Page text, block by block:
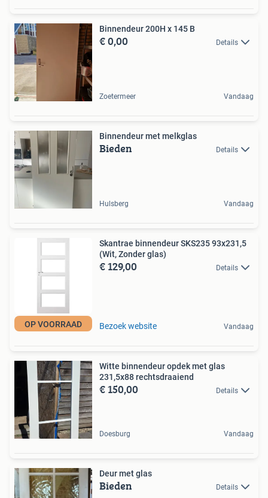
Binnendeur 200H x 145 B
€ 0,00 Details
Zoetermeer Vandaag
Binnendeur met melkglas
Bieden Details
Hulsberg Vandaag
OP VOORRAAD
Skantrae binnendeur SKS235 93x231,5
(Wit, Zonder glas)
€ 129,00 Details
Bezoek website Vandaag
Witte binnendeur opdek met glas
231,5x88 rechtsdraaiend
€ 150,00 Details
Doesburg Vandaag
Deur met glas
Bieden Details